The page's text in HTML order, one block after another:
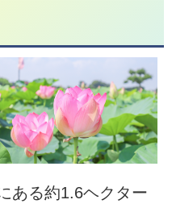
ある約1.6ヘクター